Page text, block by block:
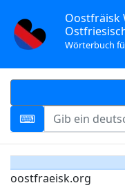
Oostfräisk
Wörterbuch
oostfraeisk.org